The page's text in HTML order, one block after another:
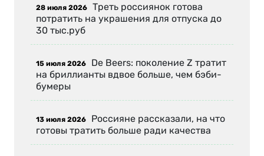
28 июля 2026 Треть россиянок готова
потратить на украшения для отпуска до
30 тыс.руб
15 июля 2026 De Beers: поколение Z тратит
на бриллианты вдвое больше, чем бэби-
бумеры
13 июля 2026 Россияне рассказали, на что
готовы тратить больше ради качества